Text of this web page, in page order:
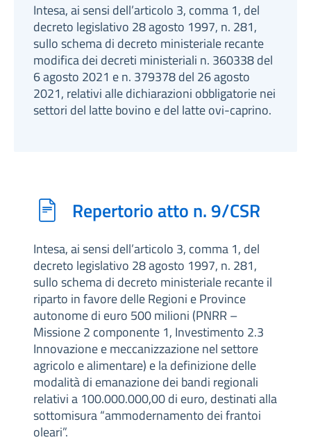
Intesa, ai sensi dell’articolo 3, comma 1, del
decreto legislativo 28 agosto 1997, n. 281,
sullo schema di decreto ministeriale recante
modifica dei decreti ministeriali n. 360338 del
6 agosto 2021 e n. 379378 del 26 agosto
2021, relativi alle dichiarazioni obbligatorie nei
settori del latte bovino e del latte ovi-caprino.
Repertorio atto n. 9/CSR
Intesa, ai sensi dell’articolo 3, comma 1, del
decreto legislativo 28 agosto 1997, n. 281,
sullo schema di decreto ministeriale recante il
riparto in favore delle Regioni e Province
autonome di euro 500 milioni (PNRR –
Missione 2 componente 1, Investimento 2.3
Innovazione e meccanizzazione nel settore
agricolo e alimentare) e la definizione delle
modalità di emanazione dei bandi regionali
relativi a 100.000.000,00 di euro, destinati alla
sottomisura “ammodernamento dei frantoi
oleari”.